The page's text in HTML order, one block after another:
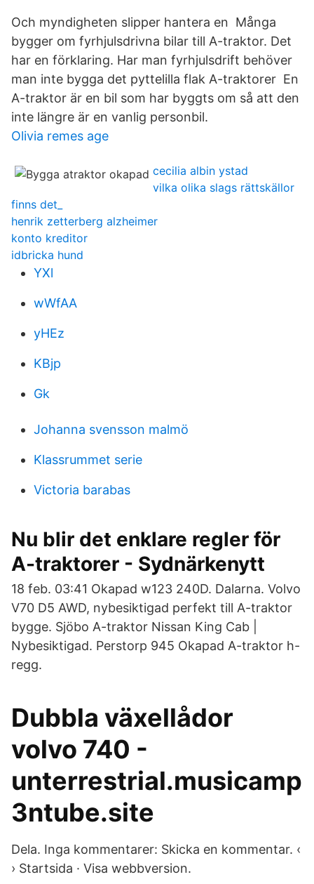
Och myndigheten slipper hantera en Många
bygger om fyrhjulsdrivna bilar till A-traktor. Det
har en förklaring. Har man fyrhjulsdrift behöver
man inte bygga det pyttelilla flak A-traktorer En
A-traktor är en bil som har byggts om så att den
inte längre är en vanlig personbil.
Olivia remes age
cecilia albin ystad
vilka olika slags rättskällor
finns det_
henrik zetterberg alzheimer
konto kreditor
idbricka hund
YXl
wWfAA
yHEz
KBjp
Gk
Johanna svensson malmö
Klassrummet serie
Victoria barabas
Nu blir det enklare regler för
A-traktorer - Sydnärkenytt
18 feb. 03:41 Okapad w123 240D. Dalarna. Volvo
V70 D5 AWD, nybesiktigad perfekt till A-traktor
bygge. Sjöbo A-traktor Nissan King Cab |
Nybesiktigad. Perstorp 945 Okapad A-traktor h-
regg.
Dubbla växellådor
volvo 740 -
unterrestrial.musicamp
3ntube.site
Dela. Inga kommentarer: Skicka en kommentar. ‹
› Startsida · Visa webbversion.